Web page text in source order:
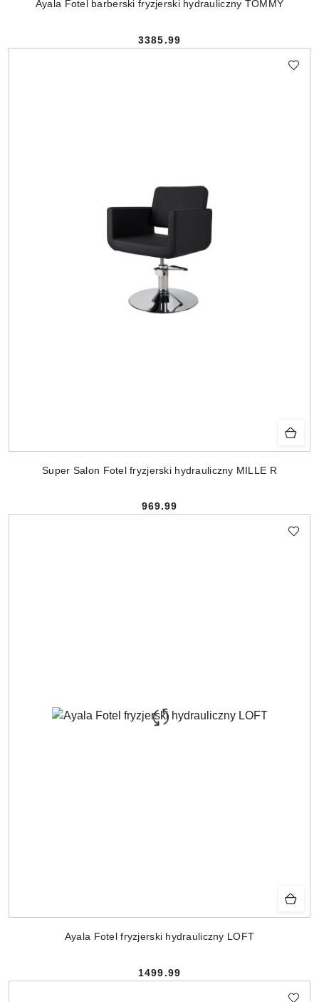
Ayala Fotel barberski fryzjerski hydrauliczny TOMMY
Cena:
3385.99
Super Salon Fotel fryzjerski hydrauliczny MILLE R
Cena:
969.99
Ayala Fotel fryzjerski hydrauliczny LOFT
Cena:
1499.99